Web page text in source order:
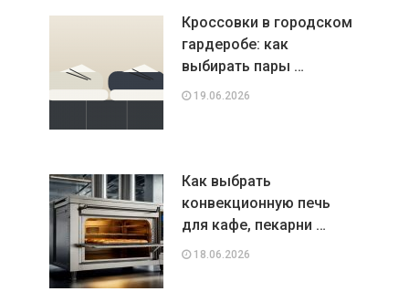
Кроссовки в городском
гардеробе: как
выбирать пары …
19.06.2026
Как выбрать
конвекционную печь
для кафе, пекарни …
18.06.2026